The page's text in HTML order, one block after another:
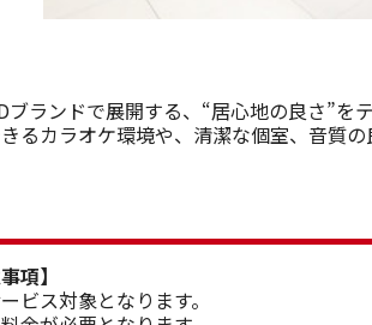
ブランドで展開する、“居心地の良さ”を
るカラオケ環境や、清潔な個室、音質
項】
ビス対象となります。